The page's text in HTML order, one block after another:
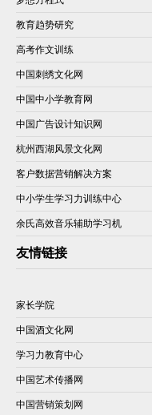
教育趋势研究
高考作文训练
中国刺绣文化网
中国中小学教育网
中国广告设计知识网
杭州西湖风景文化网
客户数据营销解决方案
中小学生学习力训练中心
余氏高效音乐辅助学习机
友情链接
家长学院
中国酒文化网
学习力教育中心
中国艺术传播网
中国营销策划网